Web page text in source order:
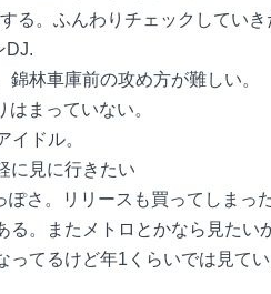
。ふんわりチェックしていき
DJ.
林車庫前の攻め方が難しい。
まっていない。
ドル。
に見に行きたい
さ。リリースも買ってしまっ
。またメトロとかなら見たい
てるけど年1くらいでは見てい